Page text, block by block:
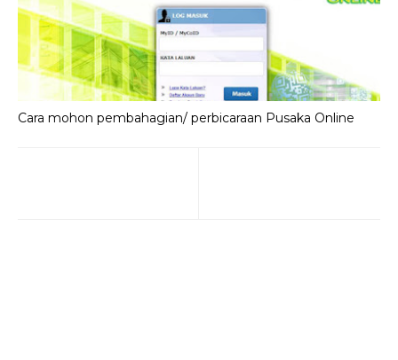
Cara mohon pembahagian/ perbicaraan Pusaka Online